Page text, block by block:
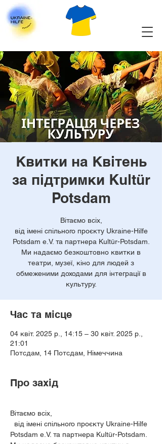
Квитки на Квітень
за підтримки Kultür
Potsdam
Вітаємо всіх,
від імені спільного проєкту Ukraine-Hilfe
Potsdam e.V. та партнера Kultür-Potsdam.
Ми надаємо безкоштовно квитки в
театри, музеї, кіно для людей з
обмеженими доходами для інтеграції в
культуру.
Час та місце
04 квіт. 2025 р., 14:15 – 30 квіт. 2025 р.,
21:01
Потсдам, 14 Потсдам, Німеччина
Про захід
Вітаємо всіх,
Potsdam e.V. та партнера Kultür-Potsdam.